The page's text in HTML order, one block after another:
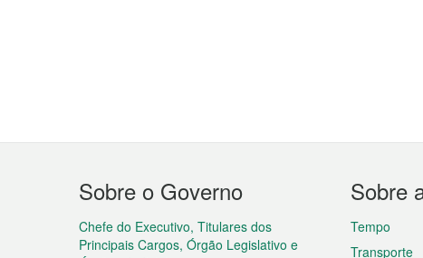
Menu
do
rodapé
Sobre o Governo
Chefe do Executivo, Titulares dos
Principais Cargos, Órgão Legislativo e
Sobre
Tempo
Transporte